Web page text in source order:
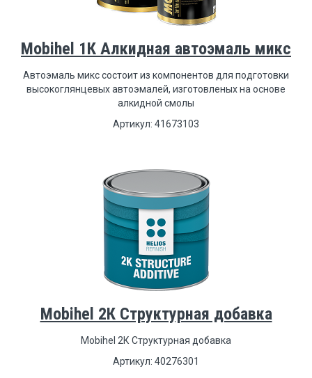
Mobihel 1К Алкидная автоэмаль микс
Aвтоэмаль микс состоит из компонентов для подготовки
высокоглянцевых автоэмалей, изготовленых на основе
алкидной смолы
Артикул: 41673103
Mobihel 2К Структурная добавка
Mobihel 2К Структурная добавка
Артикул: 40276301